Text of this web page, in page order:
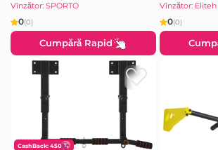
Vînzător: SPORTO
0(0)
Cumpără Rapid
Vînzător: Eliteh
0(0)
CashBack: 450